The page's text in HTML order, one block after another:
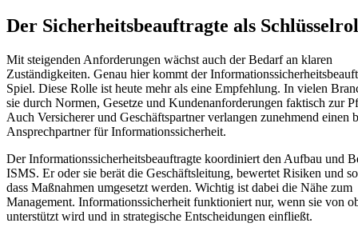
Der Sicherheitsbeauftragte als
Mit steigenden Anforderungen wächst auch der Bedarf an klaren
Zuständigkeiten. Genau hier kommt der
Spiel. Diese Rolle ist heute mehr als eine Empfehlung. In vielen
sie durch Normen, Gesetze und Kundenanforderungen faktisch zur
Auch Versicherer und Geschäftspartner verlangen zunehmend einen
Ansprechpartner für Informationssicherheit.
Der Informationssicherheitsbeauftragte koordiniert den Aufbau und
ISMS. Er oder sie berät die Geschäftsleitung, bewertet Risiken und
dass Maßnahmen umgesetzt werden. Wichtig ist dabei die Nähe zum
Management. Informationssicherheit funktioniert nur, wenn sie von
unterstützt wird und in strategische Entscheidungen einfließt.